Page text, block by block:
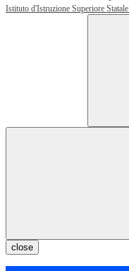
Istituto d'Istruzione Superiore Statale
close